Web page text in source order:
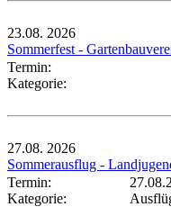
23.08. 2026
Sommerfest -
Termin:
Kategorie:
27.08. 2026
Sommerausflug -
Termin:
Kategorie: